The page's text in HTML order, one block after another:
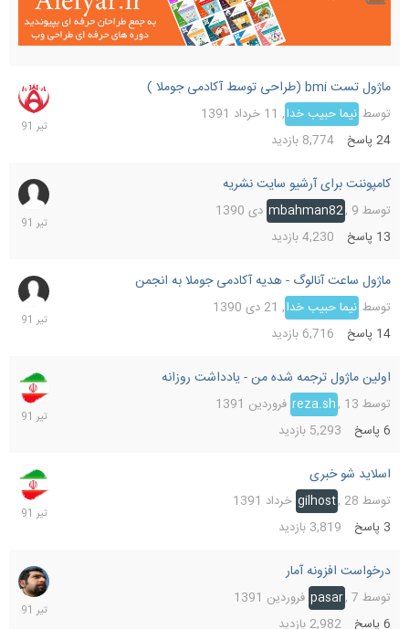
ماژول تست bmi (طراحی توسط آکادمی جوملا )
توسط نیما حبیب خدا, 11 خرداد 1391
24 پاسخ 8,774 بازدید
کامپوننت برای آرشیو سایت نشریه
توسط mbahman82, 9 دی 1390
13 پاسخ 4,230بازدید
ماژول ساعت آنالوگ - هدیه آکادمی جوملا به انجمن
توسط نیما حبیب خدا, 21 دی 1390
14 پاسخ 6,716 بازدید
اولین ماژول ترجمه شده من - یادداشت روزانه
توسط reza.sh, 13 فروردین 1391
6 پاسخ 5,293 بازدید
اسلاید شو خبری
توسط gilhost, 28 خرداد 1391
3 پاسخ 3,819 بازدید
درخواست افزونه آمار
توسط pasar, 7 فروردین 1391
6 پاسخ 2,982 بازدید